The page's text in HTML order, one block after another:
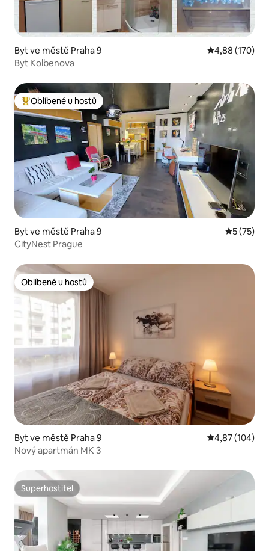
Byt ve městě Praha 9 Průměrné
4,88 (170)
Byt Kolbenova
Nejlepší v kategorii Oblíbené u hostů
Oblíbené u hostů
Byt ve městě Praha 9 Průměrné
5 (75)
CityNest Prague
Oblíbené u hostů
Oblíbené u hostů
Byt ve městě Praha 9 Průměrné
4,87 (104)
Nový apartmán MK 3
Superhostitel
Superhostitel